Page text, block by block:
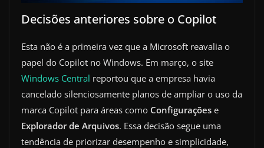
Decisões anteriores sobre o Copilot
Esta não é a primeira vez que a Microsoft reavalia o
papel do Copilot no Windows. Em março, o site
Windows Central reportou que a empresa havia
cancelado silenciosamente planos de ampliar o uso da
marca Copilot para áreas como Configurações e
Explorador de Arquivos. Essa decisão segue uma
tendência de priorizar desempenho e simplicidade,